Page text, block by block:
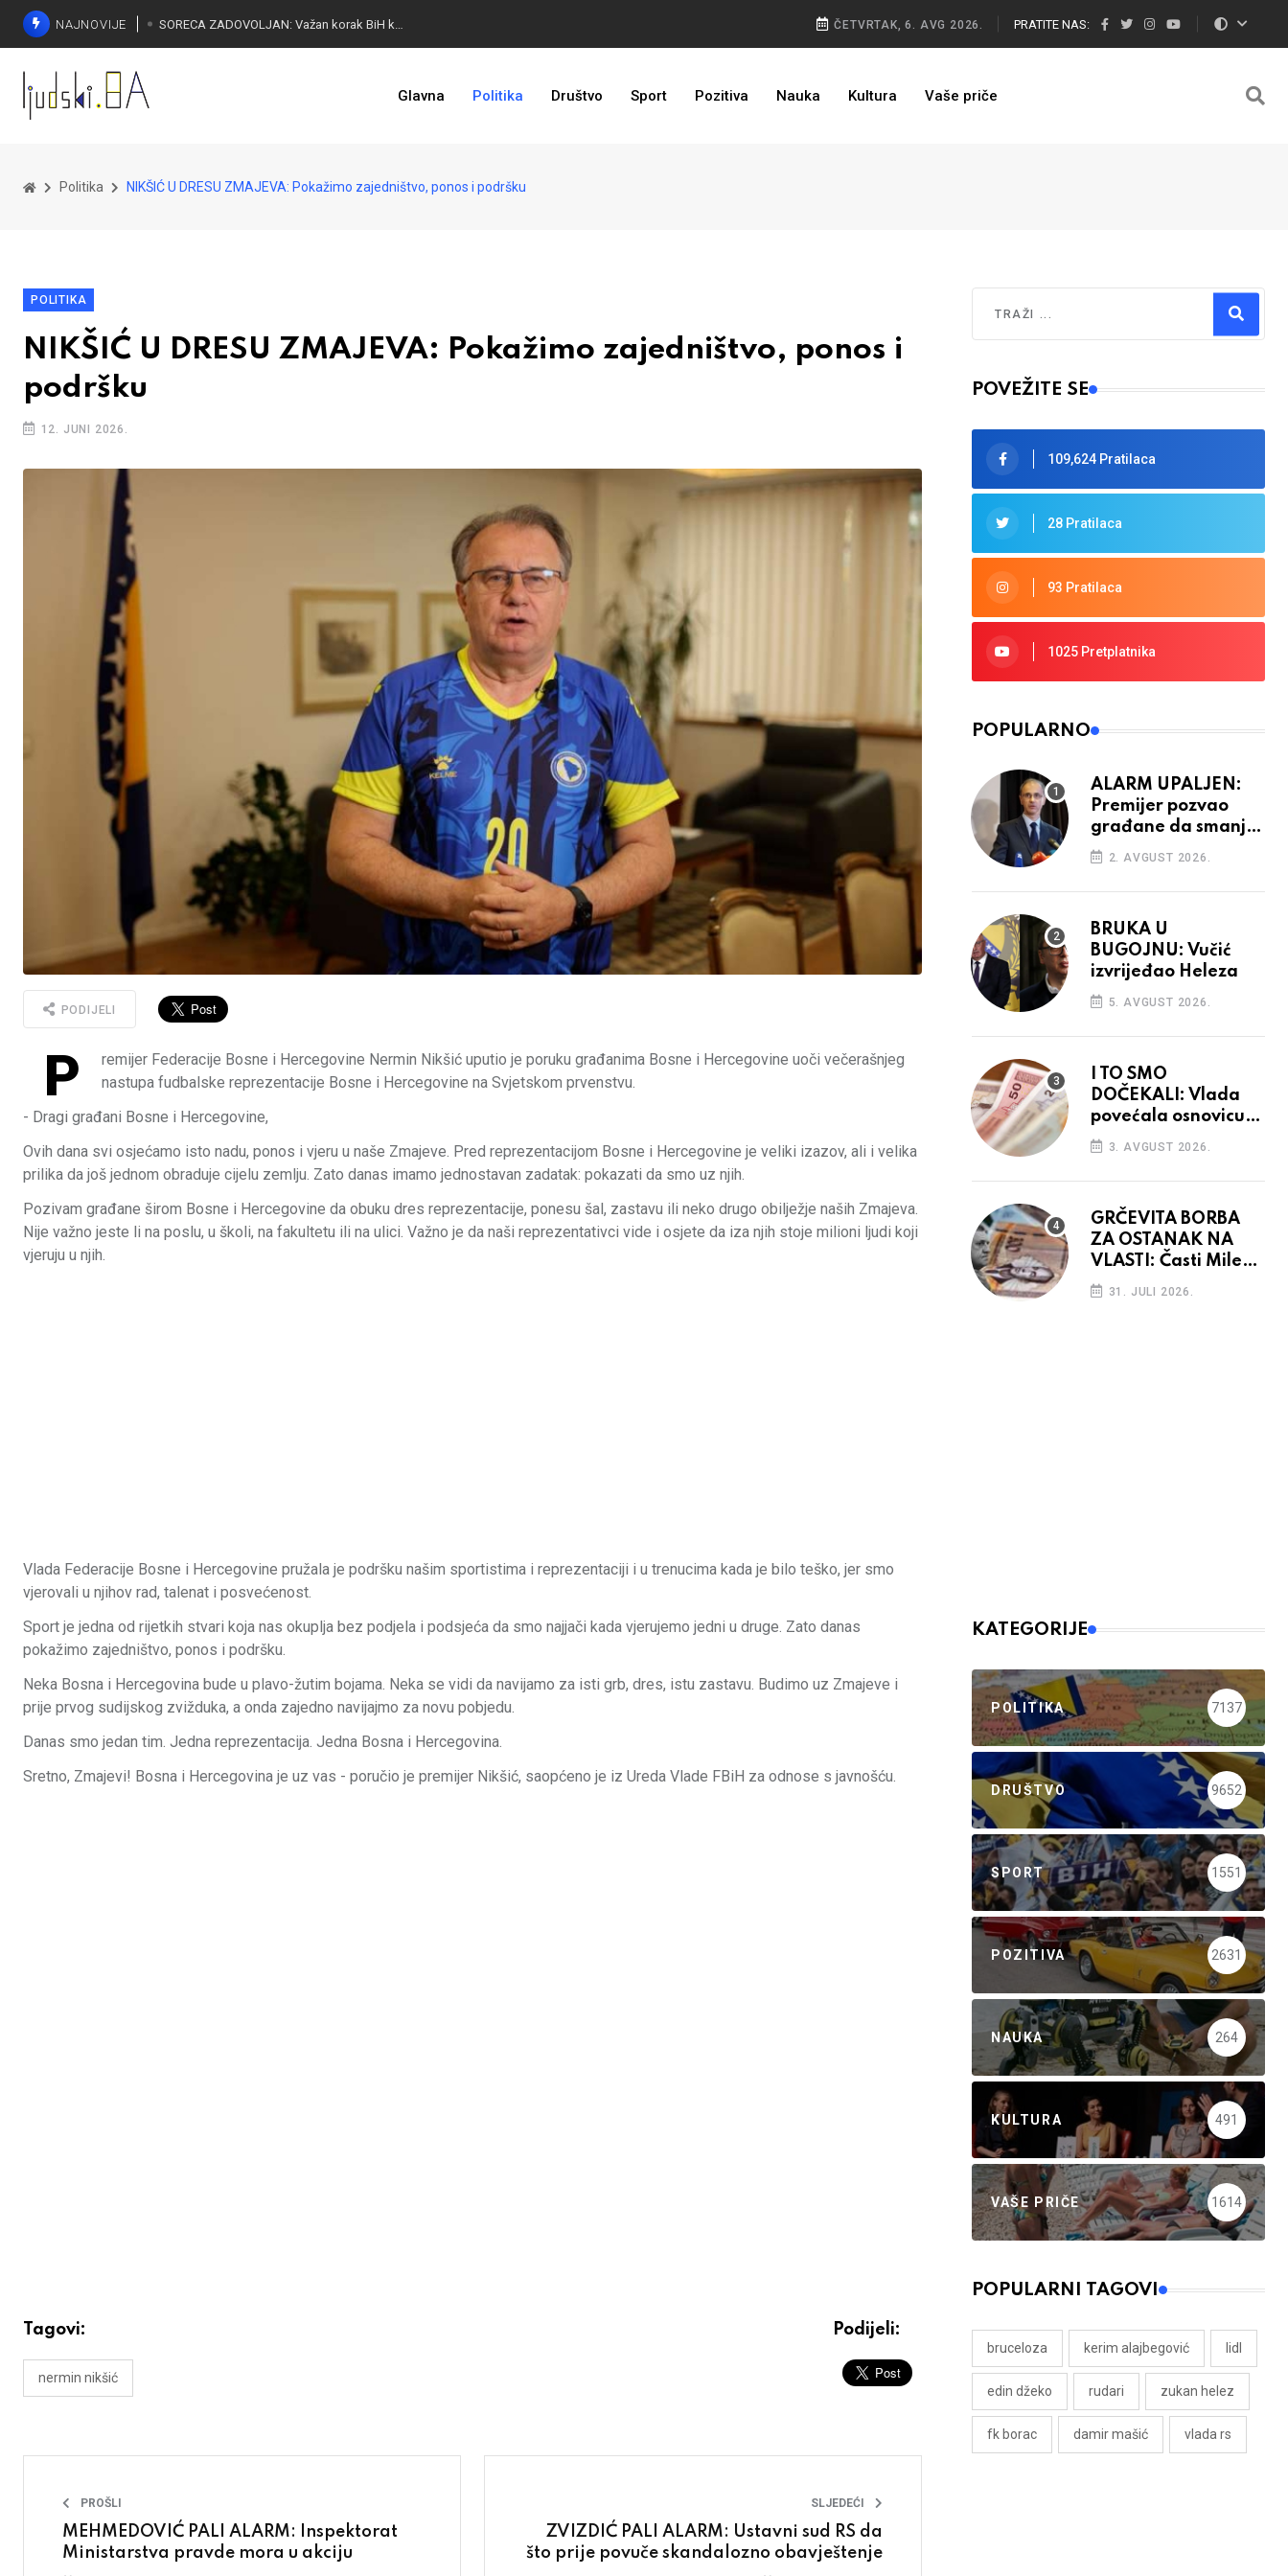
NAJNOVIJE
BURA U MOSTARU: Otpušteni radnici odbili poziv Kordića, uskoro povratak na posao
ČETVRTAK, 6. AVG 2026. PRATITE NAS:
Glavna Politika Društvo Sport Pozitiva Nauka Kultura Vaše priče
Politika NIKŠIĆ U DRESU ZMAJEVA: Pokažimo zajedništvo, ponos i podršku
POLITIKA
NIKŠIĆ U DRESU ZMAJEVA: Pokažimo zajedništvo, ponos i
podršku
12. JUNI 2026.
PODIJELI
P
remijer Federacije Bosne i Hercegovine Nermin Nikšić uputio je poruku građanima Bosne i Hercegovine uoči večerašnjeg
nastupa fudbalske reprezentacije Bosne i Hercegovine na Svjetskom prvenstvu.
- Dragi građani Bosne i Hercegovine,
Ovih dana svi osjećamo isto nadu, ponos i vjeru u naše Zmajeve. Pred reprezentacijom Bosne i Hercegovine je veliki izazov, ali i velika
prilika da još jednom obraduje cijelu zemlju. Zato danas imamo jednostavan zadatak: pokazati da smo uz njih.
Pozivam građane širom Bosne i Hercegovine da obuku dres reprezentacije, ponesu šal, zastavu ili neko drugo obilježje naših Zmajeva.
Nije važno jeste li na poslu, u školi, na fakultetu ili na ulici. Važno je da naši reprezentativci vide i osjete da iza njih stoje milioni ljudi koji
vjeruju u njih.
Vlada Federacije Bosne i Hercegovine pružala je podršku našim sportistima i reprezentaciji i u trenucima kada je bilo teško, jer smo
vjerovali u njihov rad, talenat i posvećenost.
Sport je jedna od rijetkih stvari koja nas okuplja bez podjela i podsjeća da smo najjači kada vjerujemo jedni u druge. Zato danas
pokažimo zajedništvo, ponos i podršku.
Neka Bosna i Hercegovina bude u plavo-žutim bojama. Neka se vidi da navijamo za isti grb, dres, istu zastavu. Budimo uz Zmajeve i
prije prvog sudijskog zvižduka, a onda zajedno navijajmo za novu pobjedu.
Danas smo jedan tim. Jedna reprezentacija. Jedna Bosna i Hercegovina.
Sretno, Zmajevi! Bosna i Hercegovina je uz vas - poručio je premijer Nikšić, saopćeno je iz Ureda Vlade FBiH za odnose s javnošću.
Tagovi:
nermin nikšić
Podijeli:
PROŠLI
MEHMEDOVIĆ PALI ALARM: Inspektorat
Ministarstva pravde mora u akciju
SLJEDEĆI
ZVIZDIĆ PALI ALARM: Ustavni sud RS da
što prije povuče skandalozno obavještenje
Type 2 or more characters for results.
POVEŽITE SE
109,624 Pratilaca
28 Pratilaca
93 Pratilaca
1025 Pretplatnika
POPULARNO
ALARM UPALJEN:
Premijer pozvao
građane da smanje
potrošnju struje
2. AVGUST 2026.
BRUKA U
BUGOJNU: Vučić
izvrijeđao Heleza
5. AVGUST 2026.
I TO SMO
DOČEKALI: Vlada
povećala osnovicu
za obračun plaća
budžetskim
korisnicima
3. AVGUST 2026.
GRČEVITA BORBA
ZA OSTANAK NA
VLASTI: Časti Mile
narodnim parama
31. JULI 2026.
KATEGORIJE
POLITIKA 7137
DRUŠTVO 9652
SPORT 1551
POZITIVA 2631
NAUKA 264
KULTURA 491
VAŠE PRIČE 1614
POPULARNI TAGOVI
bruceloza kerim alajbegović lidl
edin džeko rudari zukan helez
fk borac damir mašić vlada rs